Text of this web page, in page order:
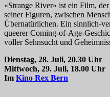
«Strange River» ist ein Film,
seiner Figuren, zwischen
Übernatürlichen. Ein sinnlich-
queerer Coming-of-Age-
voller Sehnsucht und
Dienstag, 28. Juli, 20.30 Uhr
Mittwoch, 29. Juli, 18.00 Uhr
Im Kino Rex Bern